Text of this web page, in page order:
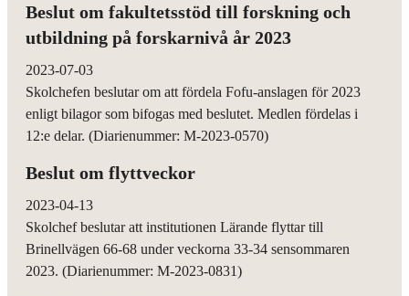
Beslut om fakultetsstöd till forskning och
utbildning på forskarnivå år 2023
2023-07-03
Skolchefen beslutar om att fördela Fofu-anslagen för 2023
enligt bilagor som bifogas med beslutet. Medlen fördelas i
12:e delar. (Diarienummer: M-2023-0570)
Beslut om flyttveckor
2023-04-13
Skolchef beslutar att institutionen Lärande flyttar till
Brinellvägen 66-68 under veckorna 33-34 sensommaren
2023. (Diarienummer: M-2023-0831)